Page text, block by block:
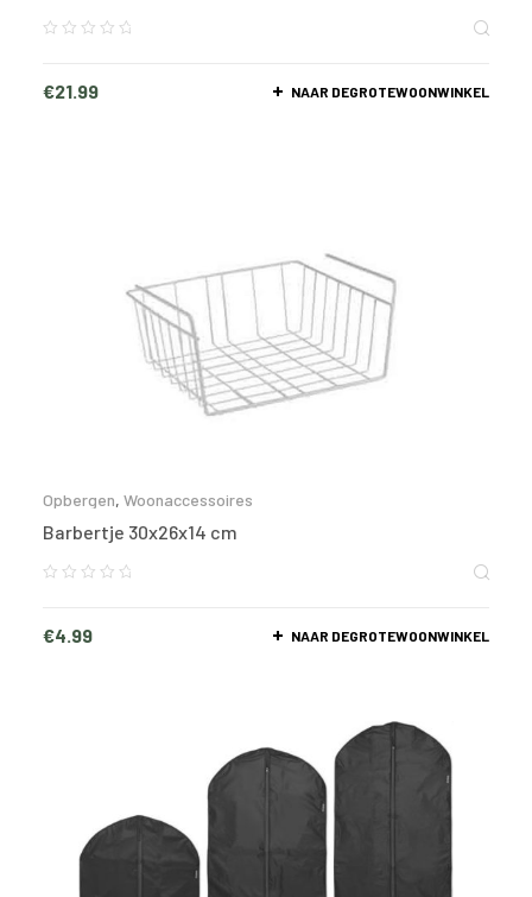
€21.99 NAAR DEGROTEWOONWINKEL
Opbergen, Woonaccessoires
Barbertje 30x26x14 cm
€4.99 NAAR DEGROTEWOONWINKEL